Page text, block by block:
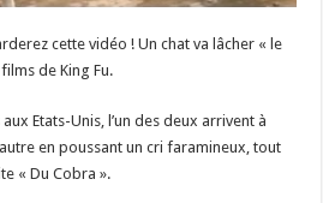
cette vidéo ! Un chat va lâcher « le
de King Fu.
Etats-Unis, l’un des deux arrivent à
en poussant un cri faramineux, tout
« Du Cobra ».